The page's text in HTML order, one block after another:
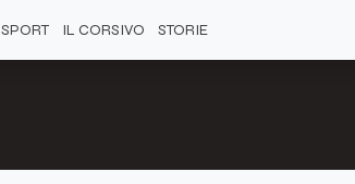
SPORT IL CORSIVO STORIE